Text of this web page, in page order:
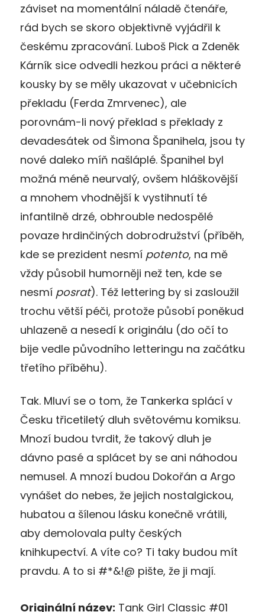
záviset na momentální náladě čtenáře,
rád bych se skoro objektivně vyjádřil k
českému zpracování. Luboš Pick a Zdeněk
Kárník sice odvedli hezkou práci a některé
kousky by se měly ukazovat v učebnicích
překladu (Ferda Zmrvenec), ale
porovnám-li nový překlad s překlady z
devadesátek od Šimona Španihela, jsou ty
nové daleko míň našláplé. Španihel byl
možná méně neurvalý, ovšem hláškovější
a mnohem vhodnější k vystihnutí té
infantilně drzé, obhrouble nedospělé
povaze hrdinčiných dobrodružství (příběh,
kde se prezident nesmí potento, na mě
vždy působil humorněji než ten, kde se
nesmí posrat). Též lettering by si zasloužil
trochu větší péči, protože působí poněkud
uhlazeně a nesedí k originálu (do očí to
bije vedle původního letteringu na začátku
třetího příběhu).
Tak. Mluví se o tom, že Tankerka splácí v
Česku třicetiletý dluh světovému komiksu.
Mnozí budou tvrdit, že takový dluh je
dávno pasé a splácet by se ani náhodou
nemusel. A mnozí budou Dokořán a Argo
vynášet do nebes, že jejich nostalgickou,
hubatou a šílenou lásku konečně vrátili,
aby demolovala pulty českých
knihkupectví. A víte co? Ti taky budou mít
pravdu. A to si #*&!@ pište, že ji mají.
Originální název: Tank Girl Classic #01